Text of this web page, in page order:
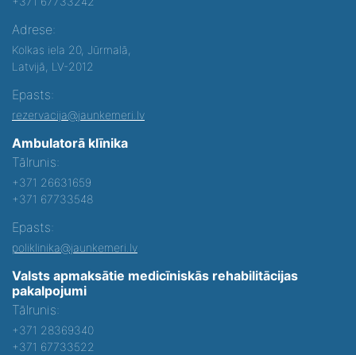
Adrese:
Kolkas iela 20, Jūrmalā,
Latvijā, LV-2012
Epasts:
rezervacija@jaunkemeri.lv
Ambulatorā klīnika
Tālrunis:
+371 26631659
+371 67733548
Epasts:
poliklinika@jaunkemeri.lv
Valsts apmaksātie medicīniskās rehabilitācijas
pakalpojumi
Tālrunis:
+371 28369340
+371 67733522